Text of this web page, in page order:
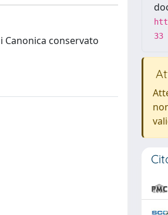
Canonica conservato
33